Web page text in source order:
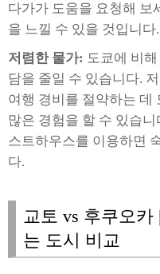
다가가 도움을 요청해 보
을 느낄 수 있을 것입니다.
저렴한 물가: 도쿄에 비
담을 줄일 수 있습니다.
여행 경비를 절약하는 데
많은 경험을 할 수 있습
스트하우스를 이용하면
다.
교토 vs 후쿠오
는 도시 비교